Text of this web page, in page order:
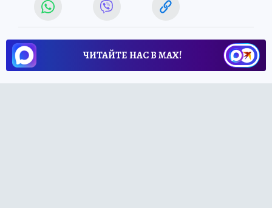
ЧИТАЙТЕ НАС В МАХ!